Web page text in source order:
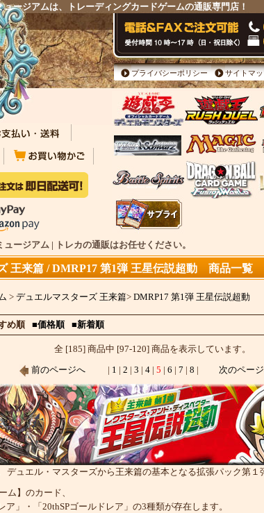
ージアムは、トレーディングカードゲームの通販専門店！
プライバシーポリシー サイトマ
ージアム | トレカの通販はお任せください。
王来篇 / DMRP17 第1弾 王星伝説超動 商品一覧
> デュエルマスターズ 王来篇> DMRP17 第1弾 王星伝説超動
め順 ■価格順 ■新着順
全 [185] 商品中 [97-120] 商品を表示しています。
前のページへ | 1 | 2 | 3 | 4 | 5 | 6 | 7 | 8 | 次のペー
デュエル・マスターズから王来篇の基本となる拡張パック第１
ム】のカード、
ア」・「20thSPゴールドレア」の3種類が存在します。